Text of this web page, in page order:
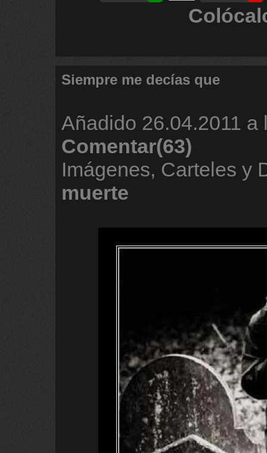
Siempre me decías que
Añadido 26.04.2011 a
Comentar(63)
Imágenes, Carteles y
muerte